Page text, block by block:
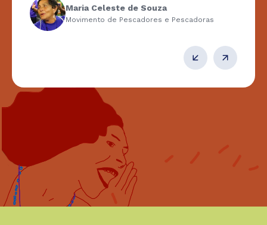
Maria Celeste de Souza
Movimento de Pescadores e Pescadoras